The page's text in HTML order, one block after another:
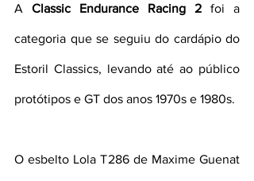
A Classic Endurance Racing 2 foi a
categoria que se seguiu do cardápio do
Estoril Classics, levando até ao público
protótipos e GT dos anos 1970s e 1980s.
O esbelto Lola T286 de Maxime Guenat